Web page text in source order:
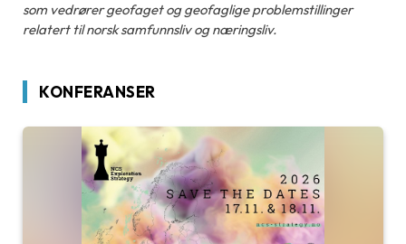
som vedrører geofaget og geofaglige problemstillinger
relatert til norsk samfunnsliv og næringsliv.
KONFERANSER